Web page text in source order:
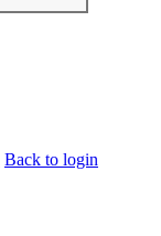
Back to login